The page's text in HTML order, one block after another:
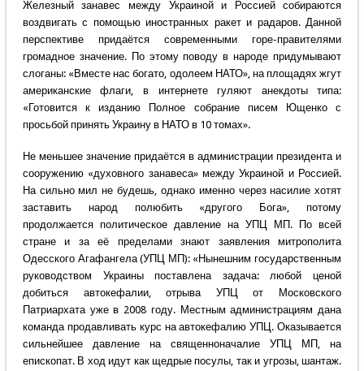
Железный занавес между Украиной и Россией собираются
воздвигать с помощью иностранных ракет и радаров. Данной
перспективе придаётся современными горе-правителями
громадное значение. По этому поводу в народе придумывают
слоганы: «Вместе нас богато, одолеем НАТО», на площадях жгут
американские флаги, в интернете гуляют анекдоты типа:
«Готовится к изданию Полное собрание писем Ющенко с
просьбой принять Украину в НАТО в 10 томах».
Не меньшее значение придаётся в администрации президента и
сооружению «духовного занавеса» между Украиной и Россией.
На сильно мил не будешь, однако именно через насилие хотят
заставить народ полюбить «другого Бога», потому
продолжается политическое давление на УПЦ МП. По всей
стране и за её пределами знают заявления митрополита
Одесского Агафангела (УПЦ МП): «Нынешним государственным
руководством Украины поставлена задача: любой ценой
добиться автокефалии, отрыва УПЦ от Московского
Патриархата уже в 2008 году. Местным администрациям дана
команда продавливать курс на автокефалию УПЦ. Оказывается
сильнейшее давление на священноначалие УПЦ МП, на
епископат. В ход идут как щедрые посулы, так и угрозы, шантаж.